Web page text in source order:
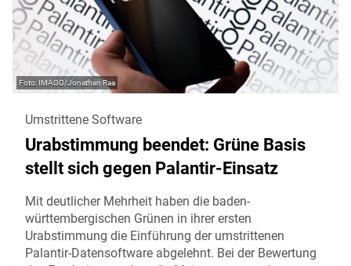
IMAGO/Jonathan Raa
Umstrittene Software
Urabstimmung beendet: Grüne Basis
stellt sich gegen Palantir-Einsatz
Mit deutlicher Mehrheit haben die baden-
württembergischen Grünen in ihrer ersten
Urabstimmung die Einführung der umstrittenen
Palantir-Datensoftware abgelehnt. Bei der Bewertung